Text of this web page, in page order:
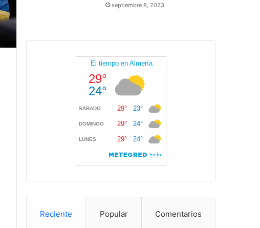
septiembre 8, 2023
Reciente Popular Comentarios